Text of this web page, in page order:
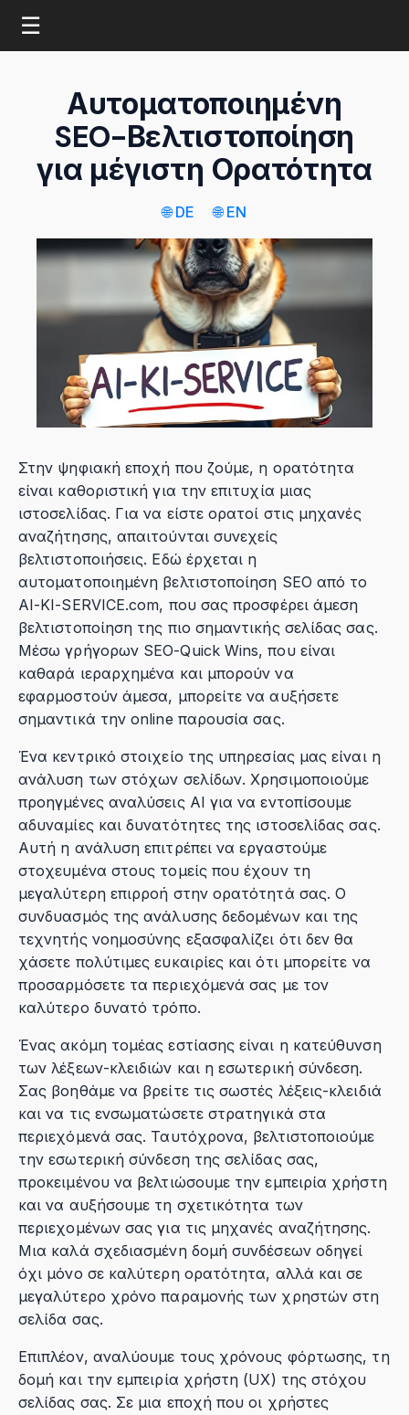
☰
Αυτοματοποιημένη
SEO-Βελτιστοποίηση
για μέγιστη Ορατότητα
🌐 DE 🌐 EN
Στην ψηφιακή εποχή που ζούμε, η ορατότητα
είναι καθοριστική για την επιτυχία μιας
ιστοσελίδας. Για να είστε ορατοί στις μηχανές
αναζήτησης, απαιτούνται συνεχείς
βελτιστοποιήσεις. Εδώ έρχεται η
αυτοματοποιημένη βελτιστοποίηση SEO από το
AI-KI-SERVICE.com, που σας προσφέρει άμεση
βελτιστοποίηση της πιο σημαντικής σελίδας σας.
Μέσω γρήγορων SEO-Quick Wins, που είναι
καθαρά ιεραρχημένα και μπορούν να
εφαρμοστούν άμεσα, μπορείτε να αυξήσετε
σημαντικά την online παρουσία σας.
Ένα κεντρικό στοιχείο της υπηρεσίας μας είναι η
ανάλυση των στόχων σελίδων. Χρησιμοποιούμε
προηγμένες αναλύσεις AI για να εντοπίσουμε
αδυναμίες και δυνατότητες της ιστοσελίδας σας.
Αυτή η ανάλυση επιτρέπει να εργαστούμε
στοχευμένα στους τομείς που έχουν τη
μεγαλύτερη επιρροή στην ορατότητά σας. Ο
συνδυασμός της ανάλυσης δεδομένων και της
τεχνητής νοημοσύνης εξασφαλίζει ότι δεν θα
χάσετε πολύτιμες ευκαιρίες και ότι μπορείτε να
προσαρμόσετε τα περιεχόμενά σας με τον
καλύτερο δυνατό τρόπο.
Ένας ακόμη τομέας εστίασης είναι η κατεύθυνση
των λέξεων-κλειδιών και η εσωτερική σύνδεση.
Σας βοηθάμε να βρείτε τις σωστές λέξεις-κλειδιά
και να τις ενσωματώσετε στρατηγικά στα
περιεχόμενά σας. Ταυτόχρονα, βελτιστοποιούμε
την εσωτερική σύνδεση της σελίδας σας,
προκειμένου να βελτιώσουμε την εμπειρία χρήστη
και να αυξήσουμε τη σχετικότητα των
περιεχομένων σας για τις μηχανές αναζήτησης.
Μια καλά σχεδιασμένη δομή συνδέσεων οδηγεί
όχι μόνο σε καλύτερη ορατότητα, αλλά και σε
μεγαλύτερο χρόνο παραμονής των χρηστών στη
σελίδα σας.
Επιπλέον, αναλύουμε τους χρόνους φόρτωσης, τη
δομή και την εμπειρία χρήστη (UX) της στόχου
σελίδας σας. Σε μια εποχή που οι χρήστες